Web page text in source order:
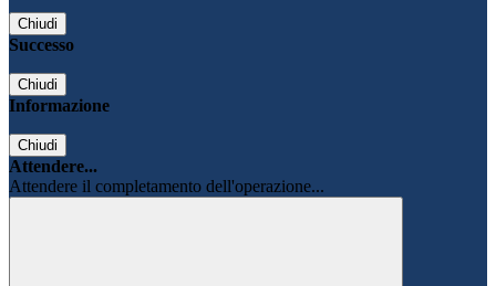
Chiudi
Successo
Chiudi
Informazione
Chiudi
Attendere...
Attendere il completamento dell'operazione...